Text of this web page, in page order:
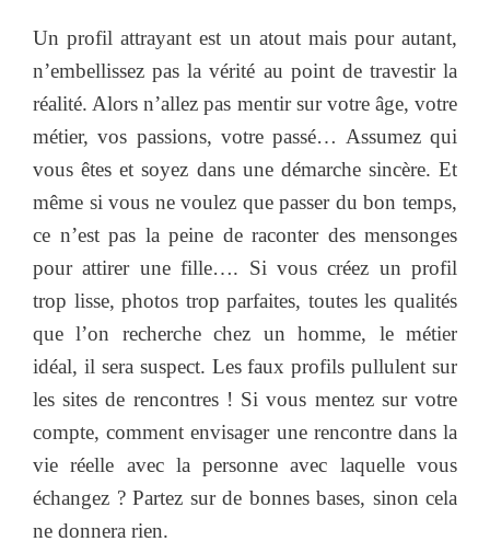
Un profil attrayant est un atout mais pour autant,
n’embellissez pas la vérité au point de travestir la
réalité. Alors n’allez pas mentir sur votre âge, votre
métier, vos passions, votre passé… Assumez qui
vous êtes et soyez dans une démarche sincère. Et
même si vous ne voulez que passer du bon temps,
ce n’est pas la peine de raconter des mensonges
pour attirer une fille…. Si vous créez un profil
trop lisse, photos trop parfaites, toutes les qualités
que l’on recherche chez un homme, le métier
idéal, il sera suspect. Les faux profils pullulent sur
les sites de rencontres ! Si vous mentez sur votre
compte, comment envisager une rencontre dans la
vie réelle avec la personne avec laquelle vous
échangez ? Partez sur de bonnes bases, sinon cela
ne donnera rien.